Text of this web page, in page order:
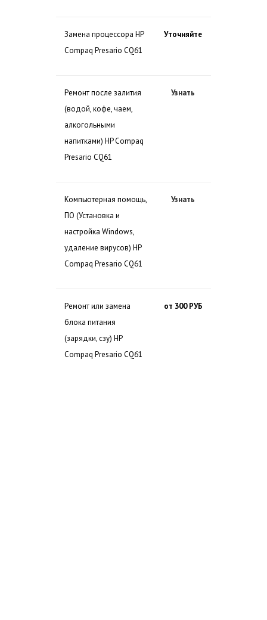
Замена процессора HP
Compaq Presario CQ61
Уточняйте
Ремонт после залития
(водой, кофе, чаем,
алкогольными
напитками) HP Compaq
Presario CQ61
Узнать
Компьютерная помощь,
ПО (Установка и
настройка Windows,
удаление вирусов) HP
Compaq Presario CQ61
Узнать
Ремонт или замена
блока питания
(зарядки, сзу) HP
Compaq Presario CQ61
от 300 РУБ